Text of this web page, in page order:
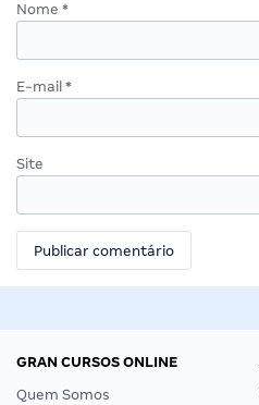
Nome *
E-mail *
Site
GRAN CURSOS ONLINE
Quem Somos